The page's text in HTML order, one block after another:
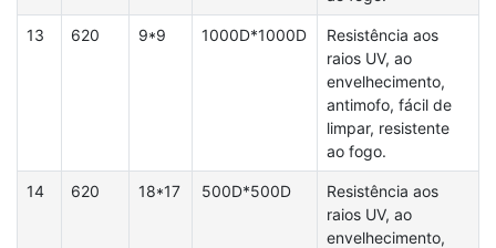
13 620 9*9 1000D*1000D
Resistência aos
raios UV, ao
envelhecimento,
antimofo, fácil de
limpar, resistente
ao fogo.
14 620 18*17 500D*500D
Resistência aos
raios UV, ao
envelhecimento,